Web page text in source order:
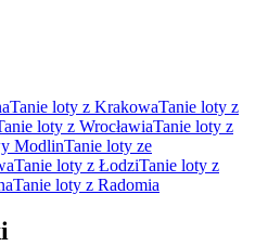
Tanie loty z KrakowaTanie loty z
loty z WrocławiaTanie loty z
ModlinTanie loty ze
Tanie loty z ŁodziTanie loty z
Tanie loty z Radomia